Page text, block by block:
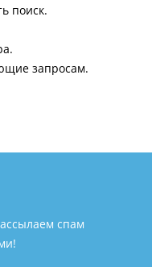
поиск.
запросам.
спам